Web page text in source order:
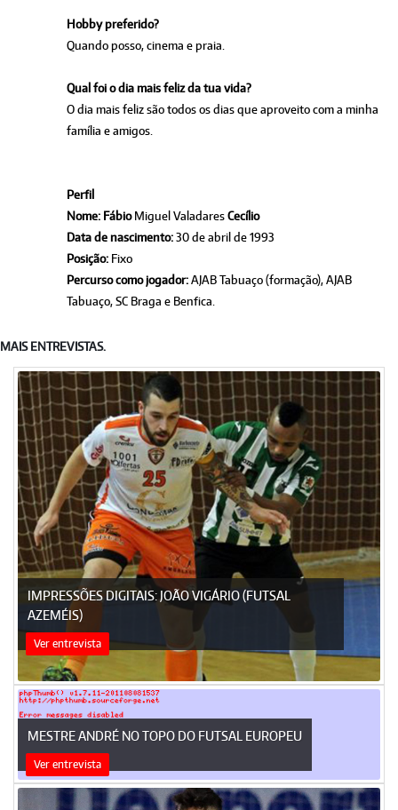
Hobby preferido?
Quando posso, cinema e praia.
Qual foi o dia mais feliz da tua vida?
O dia mais feliz são todos os dias que aproveito com a minha
família e amigos.
Perfil
Nome: FábioMiguel ValadaresCecílio
Data de nascimento:30 de abril de 1993
Posição: Fixo
Percurso como jogador:AJAB Tabuaço (formação), AJAB
Tabuaço, SC Braga e Benfica.
MAIS ENTREVISTAS.
IMPRESSÕES DIGITAIS: JOÃO VIGÁRIO (FUTSAL
AZEMÉIS)
Ver entrevista
MESTRE ANDRÉ NO TOPO DO FUTSAL EUROPEU
Ver entrevista